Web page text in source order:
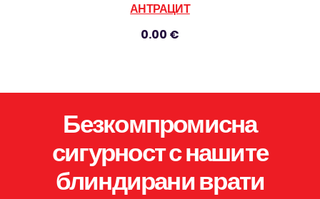
АНТРАЦИТ
0.00 €
Безкомпромисна
сигурност с нашите
блиндирани врати